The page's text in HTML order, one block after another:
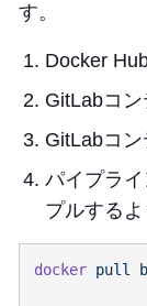
す。
Docker
GitLabコ
GitLabコ
パイプラ
プルする
docker pull